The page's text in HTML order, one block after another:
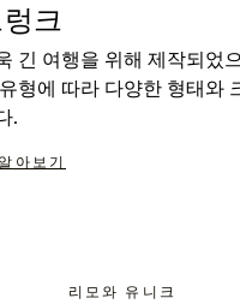
크
긴 여행을 위해 제작되었
형에 따라 다양한 형태와
.
아보기
리모와 유니크